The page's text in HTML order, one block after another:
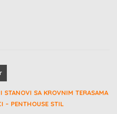
STANOVI SA KROVNIM TERASAMA
– PENTHOUSE STIL